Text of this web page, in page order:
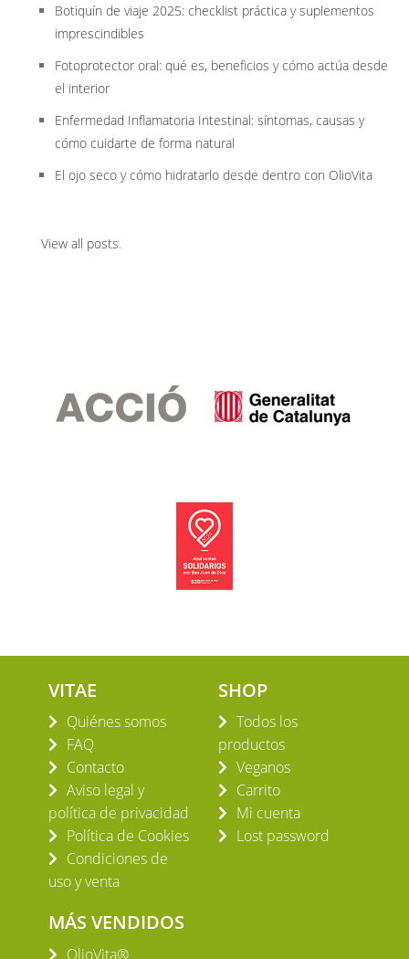
Botiquín de viaje 2025: checklist práctica y suplementos
imprescindibles
Fotoprotector oral: qué es, beneficios y cómo actúa desde
el interior
Enfermedad Inflamatoria Intestinal: síntomas, causas y
cómo cuidarte de forma natural
El ojo seco y cómo hidratarlo desde dentro con OlioVita
View all posts.
VITAE
Quiénes somos
FAQ
Contacto
Aviso legal y
política de privacidad
Política de Cookies
Condiciones de
uso y venta
SHOP
Todos los
productos
Veganos
Carrito
Mi cuenta
Lost password
MÁS VENDIDOS
OlioVita®